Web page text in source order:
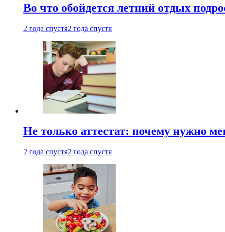
Во что обойдется летний отдых
2 года спустя2 года спустя
Не только аттестат: почему нужно
2 года спустя2 года спустя